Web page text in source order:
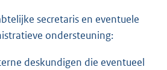
secretaris en eventuele
ondersteuning:
deskundigen die eventueel